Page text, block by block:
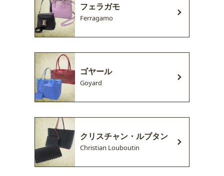
フェラガモ
Ferragamo
ゴヤール
Goyard
クリスチャン・ルブタン
Christian Louboutin